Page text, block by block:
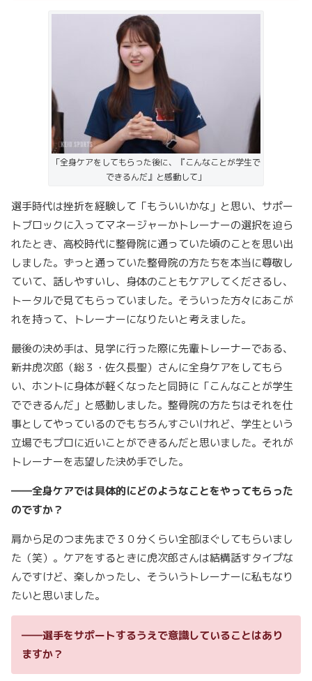
「全身ケアをしてもらった後に、『こんなことが学生で
できるんだ』と感動して」
選手時代は挫折を経験して「もういいかな」と思い、サポー
トブロックに入ってマネージャーかトレーナーの選択を迫ら
れたとき、高校時代に整骨院に通っていた頃のことを思い出
しました。ずっと通っていた整骨院の方たちを本当に尊敬し
ていて、話しやすいし、身体のこともケアしてくださるし、
トータルで見てもらっていました。そういった方々にあこが
れを持って、トレーナーになりたいと考えました。
最後の決め手は、見学に行った際に先輩トレーナーである、
新井虎次郎（総３・佐久長聖）さんに全身ケアをしてもら
い、ホントに身体が軽くなったと同時に「こんなことが学生
でできるんだ」と感動しました。整骨院の方たちはそれを仕
事としてやっているのでもちろんすごいけれど、学生という
立場でもプロに近いことができるんだと思いました。それが
トレーナーを志望した決め手でした。
――全身ケアでは具体的にどのようなことをやってもらった
のですか？
肩から足のつま先まで３０分くらい全部ほぐしてもらいまし
た（笑）。ケアをするときに虎次郎さんは結構話すタイプな
んですけど、楽しかったし、そういうトレーナーに私もなり
たいと思いました。
――選手をサポートするうえで意識していることはあり
ますか？